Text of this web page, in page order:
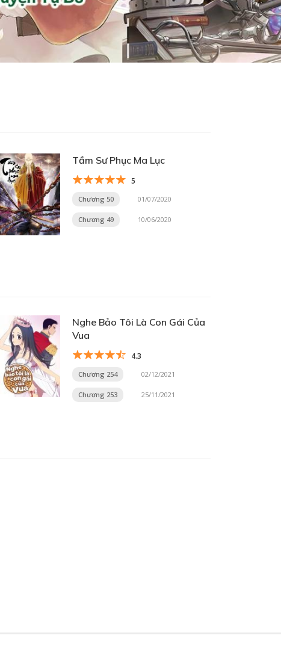
Tầm Sư Phục Ma Lục
5
Chương 50 01/07/2020
Chương 49 10/06/2020
Nghe Bảo Tôi Là Con Gái Của
Vua
4.3
Chương 254 02/12/2021
Chương 253 25/11/2021